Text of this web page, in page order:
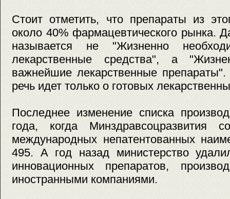
Стоит отметить, что препараты из
около 40% фармацевтического рынка.
называется не "Жизненно
лекарственные средства", а
важнейшие лекарственные препараты".
речь идет только о готовых
Последнее изменение списка
года, когда Минздравсоцразвития
международных непатентованных
495. А год назад министерство
инновационных препаратов,
иностранными компаниями.